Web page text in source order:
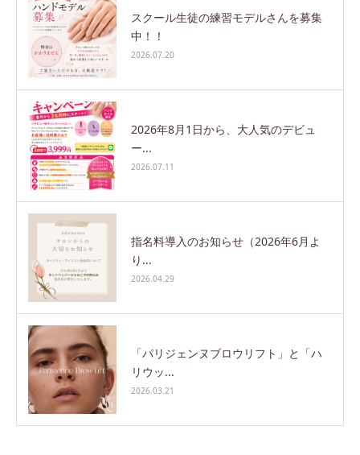
スクール生徒の練習モデルさんを募集
中！！
2026.07.20
2026年8月1日から、大人気のデビュ
ー...
2026.07.11
指名料導入のお知らせ（2026年6月よ
り...
2026.04.29
「パリジェンヌブロウリフト」と「ハ
リウッ...
2026.03.21